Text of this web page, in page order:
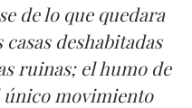
de lo que quedara
deshabitadas
ruinas; el humo de
único movimiento